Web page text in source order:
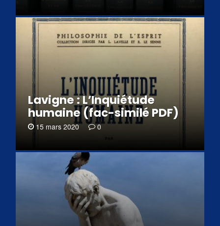
Lavigne : L’Inquiétude
humaine (fac-similé PDF)
15 mars 2020 0